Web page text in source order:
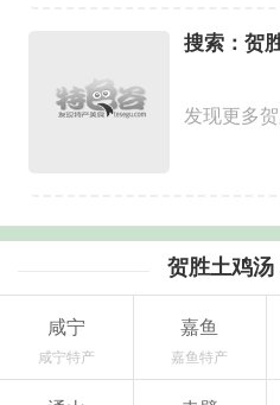
搜索：贺
发现更多
贺胜土鸡汤
咸宁
咸宁特产
嘉鱼
嘉鱼特产